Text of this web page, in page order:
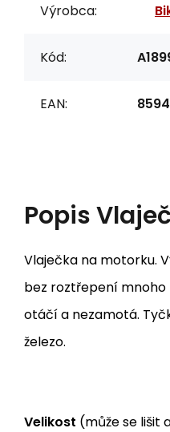
Výrobca:
Kód:
EAN:
Popis
Vlaječka na motorku.
bez roztřepení
otáčí a nezamotá.
železo.
Velikost (může se lišit